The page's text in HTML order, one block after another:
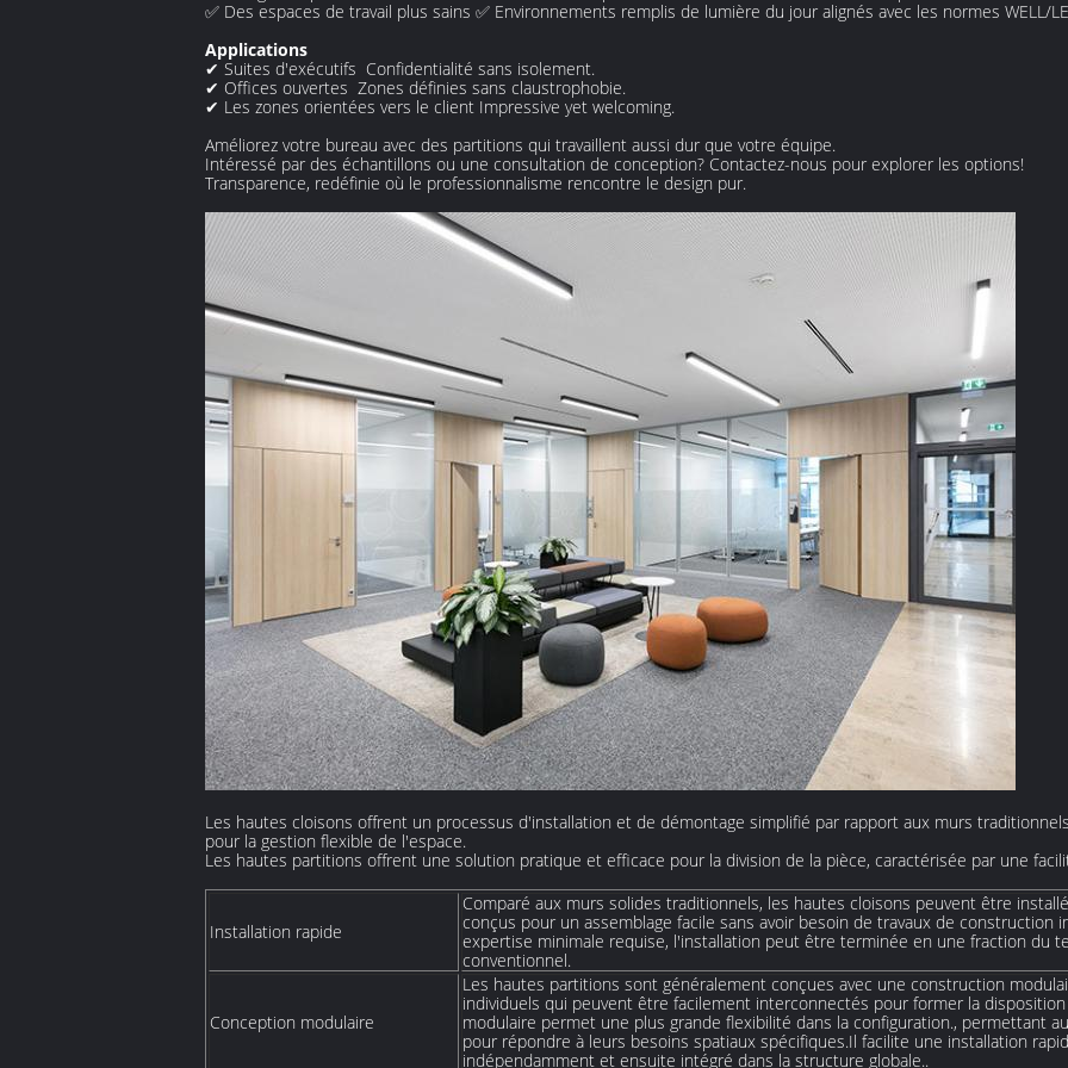
✅ Des espaces de travail plus sains ✅ Environnements remplis de lumière du jour alignés avec les normes WELL/
Applications
✔ Suites d'exécutifs ️ Confidentialité sans isolement.
✔ Offices ouvertes ️ Zones définies sans claustrophobie.
✔ Les zones orientées vers le client Impressive yet welcoming.
Améliorez votre bureau avec des partitions qui travaillent aussi dur que votre équipe.
Intéressé par des échantillons ou une consultation de conception? Contactez-nous pour explorer les options!
Transparence, redéfinie où le professionnalisme rencontre le design pur.
Les hautes cloisons offrent un processus d'installation et de démontage simplifié par rapport aux murs
pour la gestion flexible de l'espace.
Les hautes partitions offrent une solution pratique et efficace pour la division de la pièce, caractérisée par une
Installation rapide
Comparé aux murs solides traditionnels, les hautes cloisons peuvent être
conçus pour un assemblage facile sans avoir besoin de travaux de construction
expertise minimale requise, l'installation peut être terminée en une fraction du
conventionnel.
Conception modulaire
Les hautes partitions sont généralement conçues avec une construction
individuels qui peuvent être facilement interconnectés pour former la
modulaire permet une plus grande flexibilité dans la configuration., permettant
pour répondre à leurs besoins spatiaux spécifiques.Il facilite une installation
indépendamment et ensuite intégré dans la structure globale..